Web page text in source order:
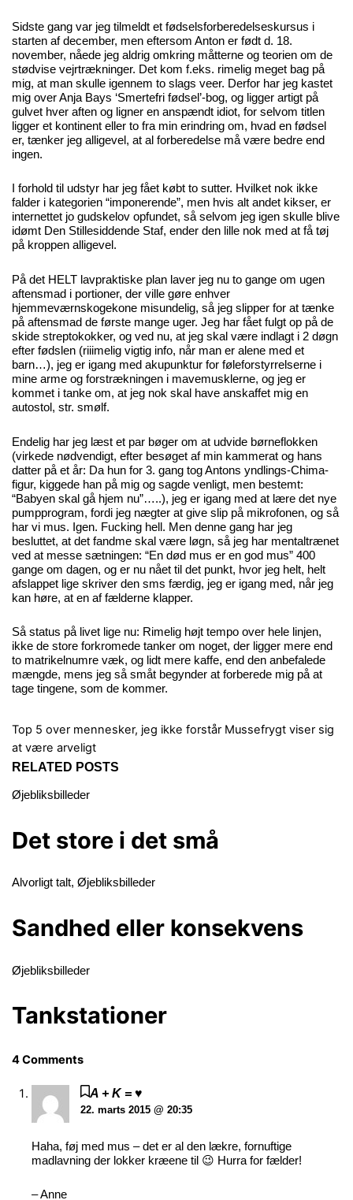
Sidste gang var jeg tilmeldt et fødselsforberedelseskursus i
starten af december, men eftersom Anton er født d. 18.
november, nåede jeg aldrig omkring måtterne og teorien om de
stødvise vejrtrækninger. Det kom f.eks. rimelig meget bag på
mig, at man skulle igennem to slags veer. Derfor har jeg kastet
mig over Anja Bays ‘Smertefri fødsel’-bog, og ligger artigt på
gulvet hver aften og ligner en anspændt idiot, for selvom titlen
ligger et kontinent eller to fra min erindring om, hvad en fødsel
er, tænker jeg alligevel, at al forberedelse må være bedre end
ingen.
I forhold til udstyr har jeg fået købt to sutter. Hvilket nok ikke
falder i kategorien “imponerende”, men hvis alt andet kikser, er
internettet jo gudskelov opfundet, så selvom jeg igen skulle blive
idømt Den Stillesiddende Staf, ender den lille nok med at få tøj
på kroppen alligevel.
På det HELT lavpraktiske plan laver jeg nu to gange om ugen
aftensmad i portioner, der ville gøre enhver
hjemmeværnskogekone misundelig, så jeg slipper for at tænke
på aftensmad de første mange uger. Jeg har fået fulgt op på de
skide streptokokker, og ved nu, at jeg skal være indlagt i 2 døgn
efter fødslen (riiimelig vigtig info, når man er alene med et
barn…), jeg er igang med akupunktur for føleforstyrrelserne i
mine arme og forstrækningen i mavemusklerne, og jeg er
kommet i tanke om, at jeg nok skal have anskaffet mig en
autostol, str. smølf.
Endelig har jeg læst et par bøger om at udvide børneflokken
(virkede nødvendigt, efter besøget af min kammerat og hans
datter på et år: Da hun for 3. gang tog Antons yndlings-Chima-
figur, kiggede han på mig og sagde venligt, men bestemt:
“Babyen skal gå hjem nu”…..), jeg er igang med at lære det nye
pumpprogram, fordi jeg nægter at give slip på mikrofonen, og så
har vi mus. Igen. Fucking hell. Men denne gang har jeg
besluttet, at det fandme skal være løgn, så jeg har mentaltrænet
ved at messe sætningen: “En død mus er en god mus” 400
gange om dagen, og er nu nået til det punkt, hvor jeg helt, helt
afslappet lige skriver den sms færdig, jeg er igang med, når jeg
kan høre, at en af fælderne klapper.
Så status på livet lige nu: Rimelig højt tempo over hele linjen,
ikke de store forkromede tanker om noget, der ligger mere end
to matrikelnumre væk, og lidt mere kaffe, end den anbefalede
mængde, mens jeg så småt begynder at forberede mig på at
tage tingene, som de kommer.
Top 5 over mennesker, jeg ikke forstårMussefrygt viser sig
at være arveligt
RELATED POSTS
Øjebliksbilleder
Det store i det små
Alvorligt talt, Øjebliksbilleder
Sandhed eller konsekvens
Øjebliksbilleder
Tankstationer
4 Comments
A + K = ♥
22. marts 2015 @ 20:35
Haha, føj med mus – det er al den lækre, fornuftige
madlavning der lokker kræene til 😉 Hurra for fælder!
– Anne